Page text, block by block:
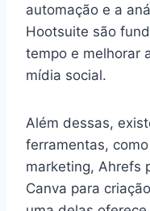
automação e a
Hootsuite são
tempo e melhorar
mídia social.
Além dessas,
ferramentas,
marketing, Ahrefs
Canva para